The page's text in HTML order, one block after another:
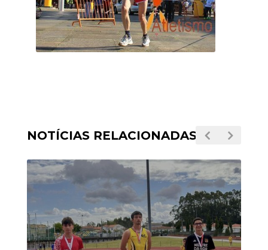
NOTÍCIAS RELACIONADAS